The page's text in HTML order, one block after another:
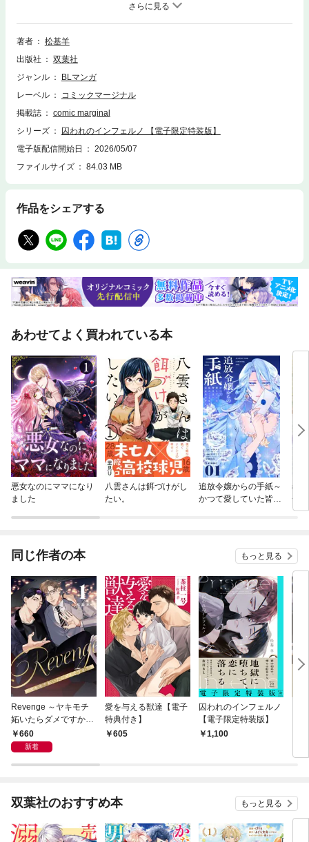
かれてしまう。気が付くとそこは地獄で、夏生のような囚人は【レナト
ス】という監獄であり対悪魔用商業施設での労働が課せられるらしい。そ
の囚人に適した労働が割り当てられるそうだが、なぜかバージンの夏生が
レナトスの管理人だという男が現れて――松基羊が描く、救済系ハートフ
ル地獄BL本文に加え、えっち度120％の初夜の続きが読める！描き下ろし
著者
松基羊
出版社
双葉社
ジャンル
BLマンガ
レーベル
コミックマージナル
掲載誌
comic marginal
シリーズ
囚われのインフェルノ 【電子限定特装版】
電子版配信開始日
2026/05/07
ファイルサイズ
84.03 MB
作品をシェアする
あわせてよく買われている本
悪女なのにママになり
ました
八雲さんは餌づけがし
たい。
追放令嬢からの手紙～
かつて愛していた皆さ
義
一
息
同じ作者の本 もっと見る
Revenge ～ヤキモチ
妬いたらダメですか？
～【描き下ろしおまけ
付き特装版】 1
660
新着
愛を与える獣達【電子
特典付き】
605
囚われのインフェルノ
【電子限定特装版】
1,100
双葉社のおすすめ本 もっと見る